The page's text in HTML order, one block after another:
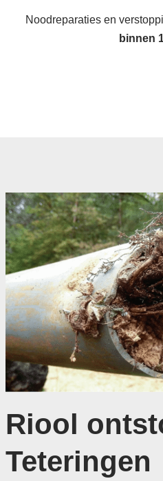
Noodreparaties en
binnen
Riool
Teteringen